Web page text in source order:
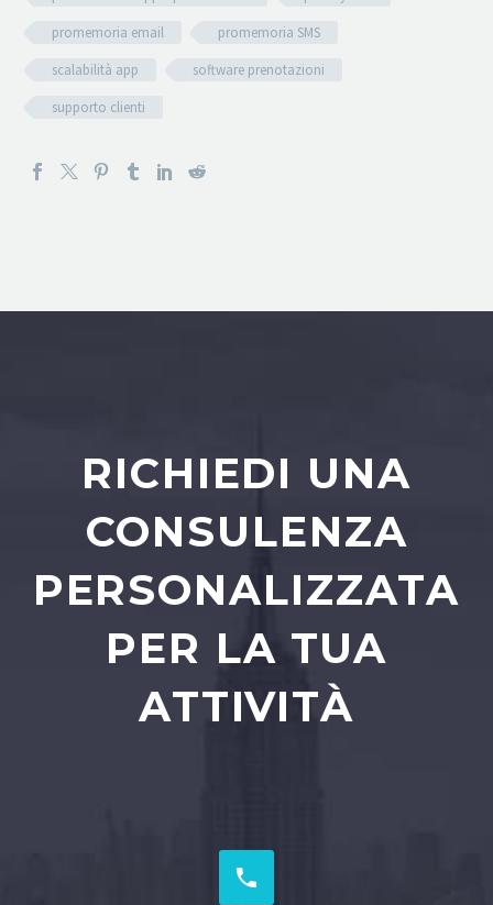
promemoria email
promemoria SMS
scalabilità app
software prenotazioni
supporto clienti
RICHIEDI UNA
CONSULENZA
PERSONALIZZATA
PER LA TUA
ATTIVITÀ

